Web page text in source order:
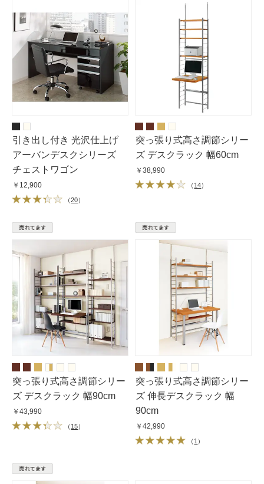
引き出し付き 光沢仕上げ
アーバンデスクシリーズ
チェストワゴン
￥12,900
（20）
突っ張り式高さ調節シリー
ズ デスクラック 幅60cm
￥38,990
（14）
突っ張り式高さ調節シリー
ズ デスクラック 幅90cm
￥43,990
（ 15）
突っ張り式高さ調節シリー
ズ 伸長デスクラック 幅
90cm
￥42,990
（ 1 ）